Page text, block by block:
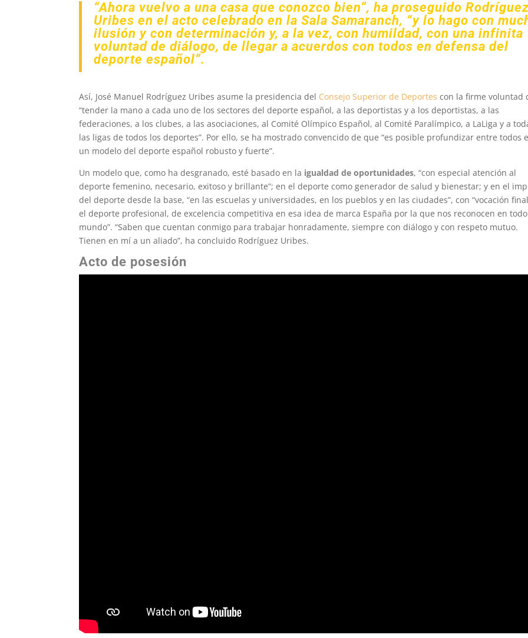
“Ahora vuelvo a una casa que conozco bien”, ha proseguido Rodríguez
Uribes en el acto celebrado en la Sala Samaranch, “y lo hago con
ilusión y con determinación y, a la vez, con humildad, con una infinita
voluntad de diálogo, de llegar a acuerdos con todos en defensa del
deporte español”.
Así, José Manuel Rodríguez Uribes asume la presidencia del Consejo Superior de Deportes con la firme voluntad
“tender la mano a cada uno de los sectores del deporte español, a las deportistas y a los deportistas, a las
federaciones, a los clubes, a las asociaciones, al Comité Olímpico Español, al Comité Paralímpico, a LaLiga y a
las ligas de todos los deportes”. Por ello, se ha mostrado convencido de que “es posible profundizar entre todos
un modelo del deporte español robusto y fuerte”.
Un modelo que, como ha desgranado, esté basado en la igualdad de oportunidades, “con especial atención al
deporte femenino, necesario, exitoso y brillante”; en el deporte como generador de salud y bienestar; y en el
del deporte desde la base, “en las escuelas y universidades, en los pueblos y en las ciudades”, con “vocación
el deporte profesional, de excelencia competitiva en esa idea de marca España por la que nos reconocen en
mundo”. “Saben que cuentan conmigo para trabajar honradamente, siempre con diálogo y con respeto mutuo.
Tienen en mí a un aliado”, ha concluido Rodríguez Uribes.
Acto de posesión